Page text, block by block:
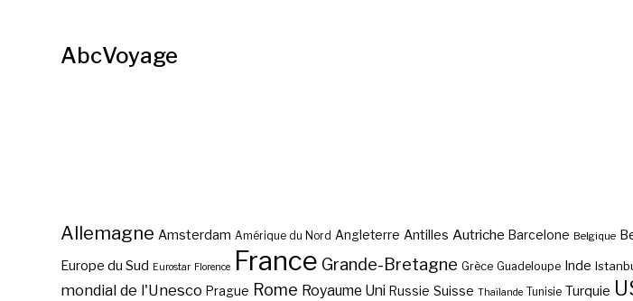
AbcVoyage
Allemagne Amsterdam Amérique du Nord Angleterre Antilles Autriche Barcelone Belgique
Europe du Sud Eurostar Florence France Grande-Bretagne Grèce Guadeloupe Inde
mondial de l'Unesco Prague Rome Royaume Uni Russie Suisse Thaïlande Tunisie Turquie